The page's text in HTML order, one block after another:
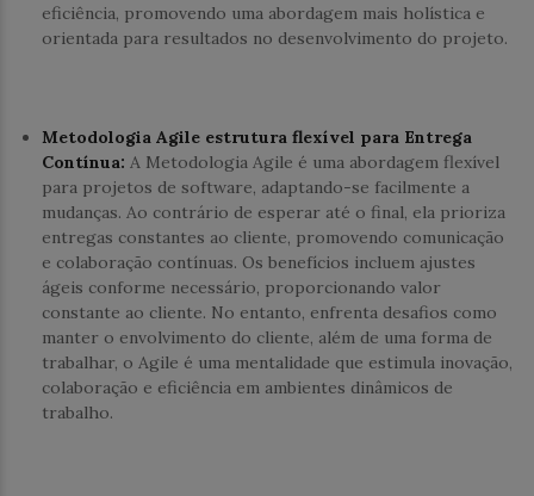
eficiência, promovendo uma abordagem mais holística e
orientada para resultados no desenvolvimento do projeto.
Metodologia Agile estrutura flexível para Entrega
Contínua: A Metodologia Agile é uma abordagem flexível
para projetos de software, adaptando-se facilmente a
mudanças. Ao contrário de esperar até o final, ela prioriza
entregas constantes ao cliente, promovendo comunicação
e colaboração contínuas. Os benefícios incluem ajustes
ágeis conforme necessário, proporcionando valor
constante ao cliente. No entanto, enfrenta desafios como
manter o envolvimento do cliente, além de uma forma de
trabalhar, o Agile é uma mentalidade que estimula inovação,
colaboração e eficiência em ambientes dinâmicos de
trabalho.